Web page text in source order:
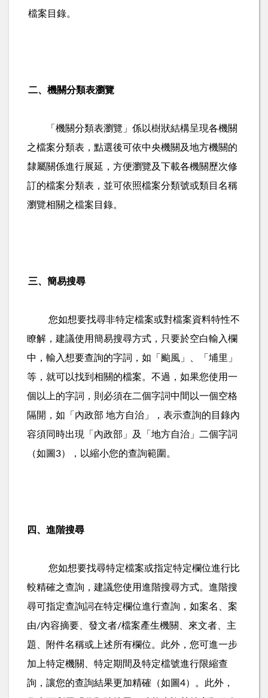
檔案目錄。
二、機關分類表瀏覽
「機關分類表瀏覽」係以樹狀結構呈現各機關
之檔案分類表，點選後可依中央機關及地方機關的
隸屬關係進行展延，方便瀏覽及下載各機關歷次修
訂的檔案分類表，並可依照檔案分類號或類目名稱
瀏覽相關之檔案目錄。
三、簡易搜尋
您如想要找尋非特定檔案或對檔案資料特性不
瞭解，建議使用簡易搜尋方式，只要於空白輸入欄
中，輸入想要查詢的字詞，如「颱風」、「埔里」
等，就可以找到相關的檔案。不過，如果您使用一
個以上的字詞，則必須在二個字詞中間以一個空格
隔開，如「內政部 地方自治」，表示查詢的目錄內
容須同時出現「內政部」及「地方自治」二個字詞
（如圖3），以縮小您的查詢範圍。
四、進階搜尋
您如想要找尋特定檔案或指定特定欄位進行比
較精確之查詢，建議您使用進階搜尋方式。進階搜
尋可指定查詢詞在特定欄位進行查詢，如案名、案
由/內容摘要、發文者/檔案產生機關、來文者、主
題、附件名稱或上述所有欄位。此外，您可進一步
加上特定機關、特定期間及特定檔號進行限縮查
詢，讓您的查詢結果更加精確（如圖4）。此外，